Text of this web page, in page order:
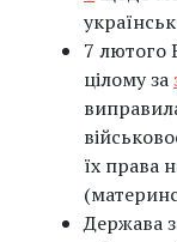
7 лютого
цілому за
їх права
Держава